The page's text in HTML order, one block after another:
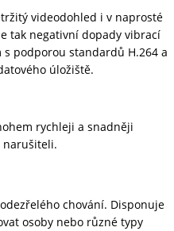
videodohled i v naprosté
tak negativní dopady vibrací
podporou standardů H.264 a
úložiště.
rychleji a snadněji
narušiteli.
chování. Disponuje
osoby nebo různé typy